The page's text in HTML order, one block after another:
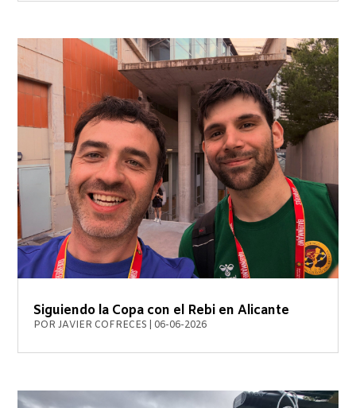
Siguiendo la Copa con el Rebi en Alicante
PORJAVIER COFRECES 06-06-2026